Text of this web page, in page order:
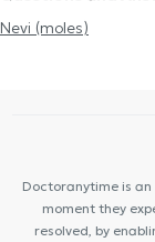
removal
Eczema
Papillomas
Nevi (moles)
Doctoranytime is
moment they
resolved, by